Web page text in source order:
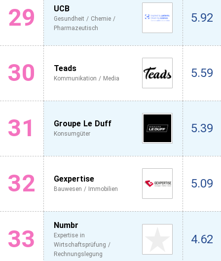
29 UCB
Gesundheit / Chemie /
Pharmazeutisch
5.92
30 Teads
Kommunikation / Media 5.59
31 Groupe Le Duff
Konsumgüter 5.39
32 Gexpertise
Bauwesen / Immobilien 5.09
33 Numbr
Expertise in
Wirtschaftsprüfung /
Rechnungslegung
4.62